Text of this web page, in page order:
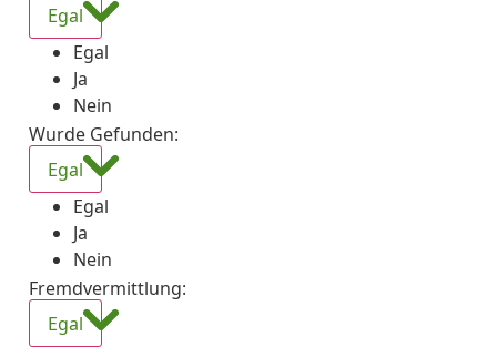
Egal
Egal
Ja
Nein
Wurde Gefunden:
Egal
Egal
Ja
Nein
Fremdvermittlung:
Egal